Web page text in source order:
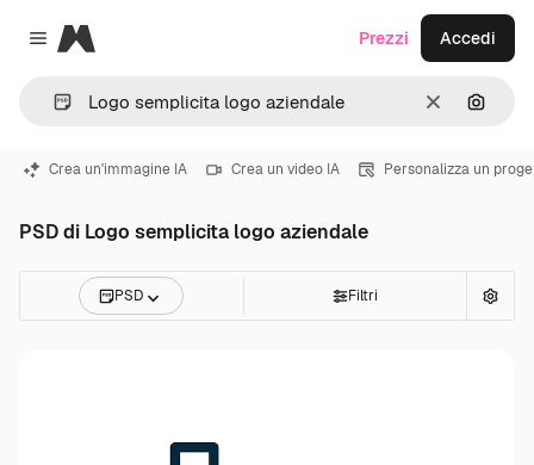
Close menu
Magnific
CancellaCerca
Prezzi Accedi
Crea un'immagine IA Crea un video IA Personalizza un
PSD di Logo semplicita logo aziendale
PSD Filtri